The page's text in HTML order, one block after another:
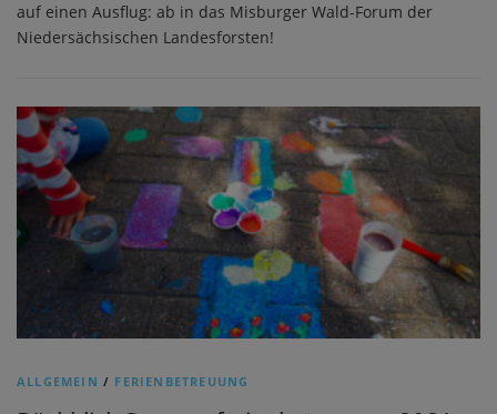
auf einen Ausflug: ab in das Misburger Wald-Forum der
Niedersächsischen Landesforsten!
ALLGEMEIN / FERIENBETREUUNG